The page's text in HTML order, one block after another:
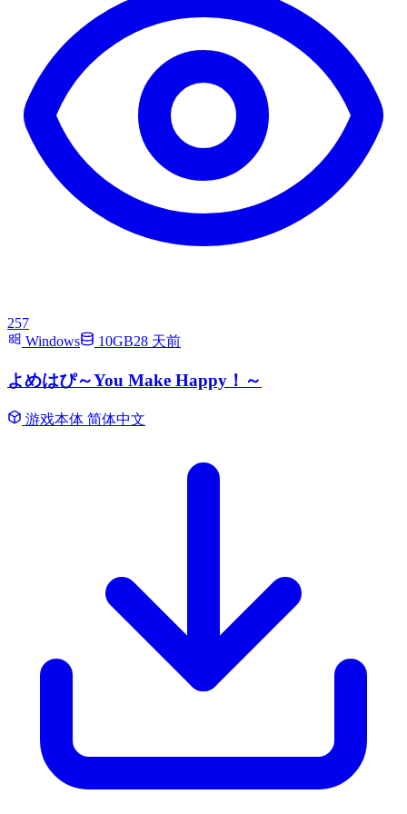
257
Windows
10GB28 天前
よめはぴ～You Make Happy！～
游戏本体 简体中文